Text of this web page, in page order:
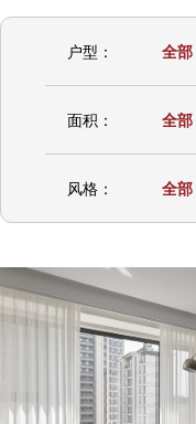
户型： 全部
面积： 全部
风格： 全部